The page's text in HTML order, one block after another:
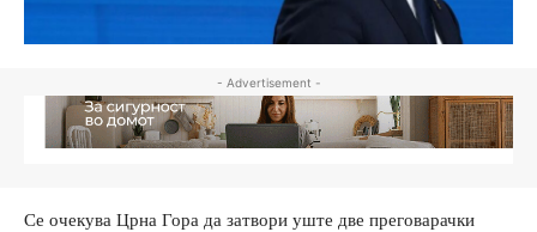
- Advertisement -
Се очекува Црна Гора да затвори уште две преговарачки